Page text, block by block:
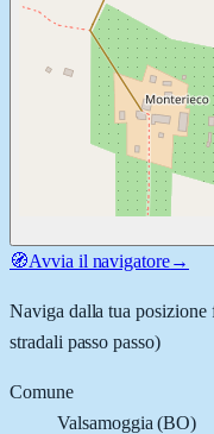
🧭Avvia il navigatore→
Naviga dalla tua
stradali passo passo)
Comune
Valsamoggia (BO)